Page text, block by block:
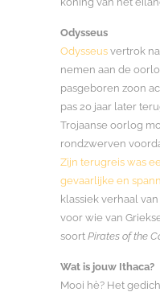
Odysseus
Odysseus vertrok
nemen aan de
pasgeboren zoon
pas 20 jaar later
Trojaanse oorlog
rondzwerven
Zijn terugreis was
gevaarlijke en
klassiek verhaal van
voor wie van
soort Pirates of the
Wat is jouw Ithaca?
Mooi hè? Het